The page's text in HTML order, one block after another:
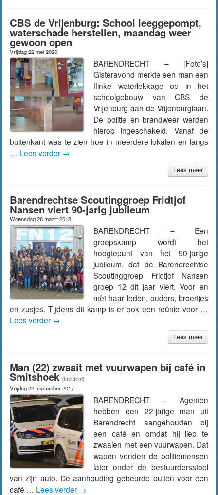
CBS de Vrijenburg: School leeggepompt,
waterschade herstellen, maandag weer
gewoon open
Vrijdag 22 mei 2020
BARENDRECHT – [Foto’s]
Gisteravond merkte een man een
flinke waterlekkage op in het
schoolgebouw van CBS de
Vrijenburg aan de Vrijenburglaan.
De politie en brandweer werden
hierop ingeschakeld. Vanaf de
buitenkant was te zien hoe in meerdere lokalen en langs
… Lees verder →
Lees meer
Barendrechtse Scoutinggroep Fridtjof
Nansen viert 90-jarig jubileum
Woensdag 28 maart 2018
BARENDRECHT – Een
groepskamp wordt het
hoogtepunt van het 90-jarige
jubileum, dat de Barendrechtse
Scoutinggroep Fridtjof Nansen
groep 12 dit jaar viert. Voor en
mèt haar leden, ouders, broertjes
en zusjes. Tijdens dit kamp is er ook een reünie voor …
Lees verder →
Lees meer
Man (22) zwaait met vuurwapen bij café in
Smitshoek (Incident)
Vrijdag 22 september 2017
BARENDRECHT – Agenten
hebben een 22-jarige man uit
Barendrecht aangehouden bij
een café en omdat hij liep te
zwaaien met een vuurwapen. Dat
wapen vonden de politiemensen
later onder de bestuurdersstoel
van zijn auto. De aanhouding gebeurde buiten voor een
café … Lees verder →